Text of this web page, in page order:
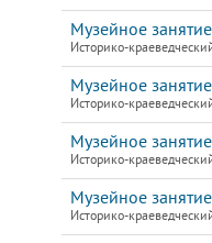
Музейное
Историко-
Музейное
Историко-
Музейное
Историко-
Музейное
Историко-